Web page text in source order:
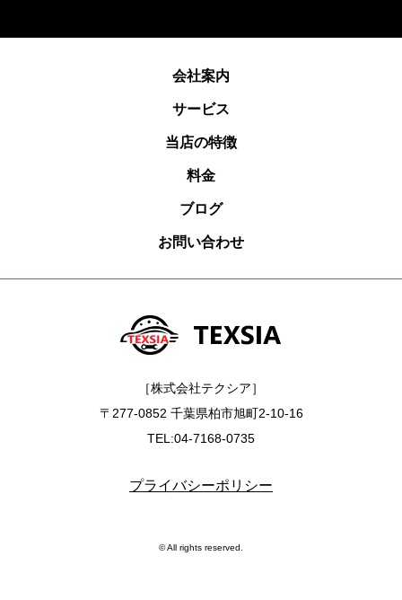
会社案内
サービス
当店の特徴
料金
ブログ
お問い合わせ
［株式会社テクシア］
〒277-0852 千葉県柏市旭町2-10-16
TEL:04-7168-0735
プライバシーポリシー
© All rights reserved.